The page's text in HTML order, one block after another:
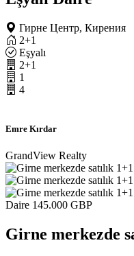
Гирне Центр, Кирения
2+1
Eşyalı
2+1
1
4
Emre Kırdar
GrandView Realty
Daire 145.000 GBP
Girne merkezde